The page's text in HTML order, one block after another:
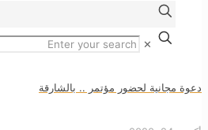
✕
دعوة مجانية لحضور مؤتمر .. بالشارقة